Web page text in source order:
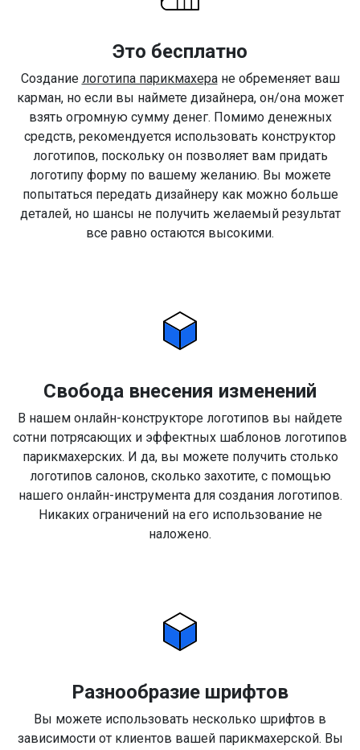
Это бесплатно
Создание логотипа парикмахеране обременяет ваш
карман, но если вы наймете дизайнера, он/она может
взять огромную сумму денег. Помимо денежных
средств, рекомендуется использовать конструктор
логотипов, поскольку он позволяет вам придать
логотипу форму по вашему желанию. Вы можете
попытаться передать дизайнеру как можно больше
деталей, но шансы не получить желаемый результат
все равно остаются высокими.
Свобода внесения изменений
В нашем онлайн-конструкторе логотипов вы найдете
сотни потрясающих и эффектных шаблонов логотипов
парикмахерских. И да, вы можете получить столько
логотипов салонов, сколько захотите, с помощью
нашего онлайн-инструмента для создания логотипов.
Никаких ограничений на его использование не
наложено.
Разнообразие шрифтов
Вы можете использовать несколько шрифтов в
зависимости от клиентов вашей парикмахерской. Вы